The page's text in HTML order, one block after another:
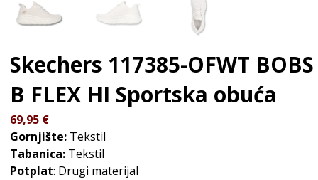
Skechers 117385-OFWT BOBS
B FLEX HI Sportska obuća
69,95 €
Gornjište: Tekstil
Tabanica: Tekstil
Potplat: Drugi materijal